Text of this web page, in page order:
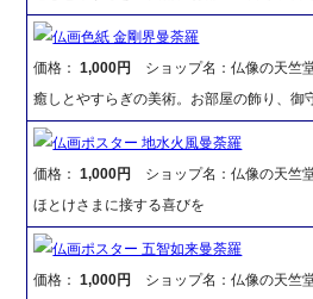
仏画色紙 金剛界曼荼羅
価格：1,000円
ショップ名：仏像の天
癒しとやすらぎの美術。お部屋の飾り、御
仏画ポスター 地水火風曼荼羅
価格：1,000円
ショップ名：仏像の天
ほとけさまに接する喜びを
仏画ポスター 五智如来曼荼羅
価格：1,000円
ショップ名：仏像の天